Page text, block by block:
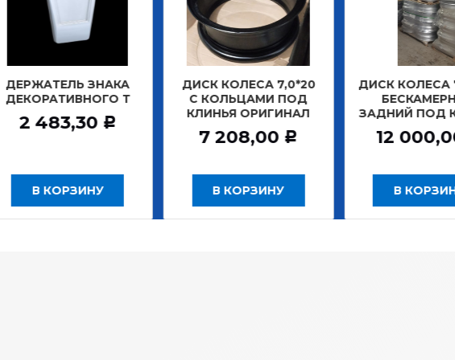
ЗНАКА
Т
Р
КОРЗИНУ
ДИСК КОЛЕСА 7,0*20
С КОЛЬЦАМИ ПОД
КЛИНЬЯ ОРИГИНАЛ
7 208,00 Р
В КОРЗИНУ
ДИСК КОЛЕСА 7,5*22,5
БЕСКАМЕРНЫЙ
ЗАДНИЙ ПОД КЛИНЬЯ
12 000,00 Р
В КОРЗИНУ